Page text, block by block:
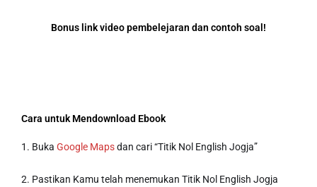
Bonus link video pembelejaran dan contoh soal!
Cara untuk Mendownload Ebook
1. Buka Google Mapsdan cari “Titik Nol English Jogja”
2. Pastikan Kamu telah menemukan Titik Nol English Jogja